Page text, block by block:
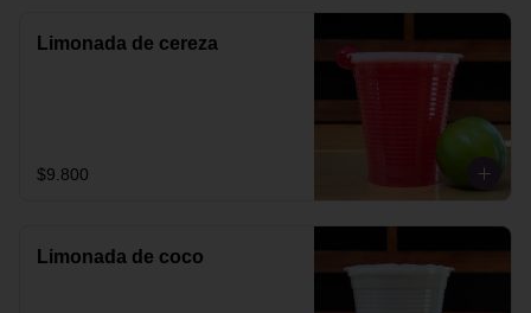
Limonada de cereza
$9.800
Limonada de coco